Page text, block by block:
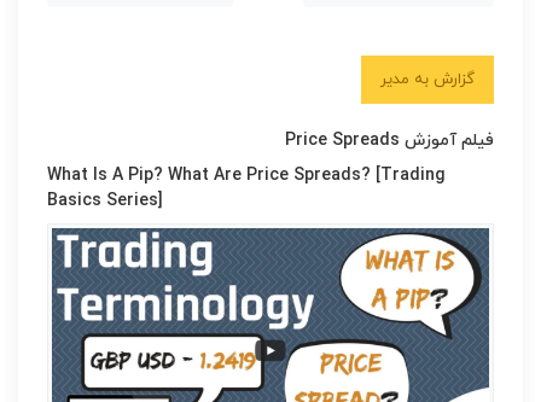
گزارش به مدیر
فیلم آموزش Price Spreads
What Is A Pip? What Are Price Spreads? [Trading
Basics Series]